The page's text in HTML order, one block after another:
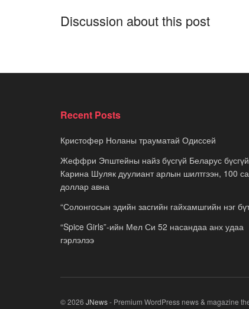
Discussion about this post
Recent Posts
Кристофер Ноланы трауматай Одиссей
Жеффри Эпштейны найз бүсгүй Беларус бүсгүй
Карина Шуляк дуулиант арлын шилтгээн, 100
доллар авна
“Солонгосын эдийн засгийн гайхамшгийн нэг
“Spice Girls”-ийн Мел Си 52 насандаа анх удаа
гэрлэлээ
© 2026 JNews- Premium WordPress news & magazine